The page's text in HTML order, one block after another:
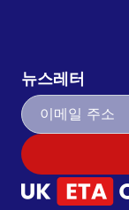
뉴스레터